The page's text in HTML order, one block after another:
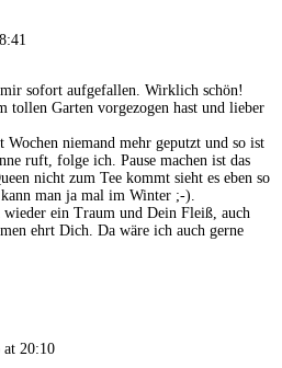
sofort aufgefallen. Wirklich schön!
tollen Garten vorgezogen hast und lieber
Wochen niemand mehr geputzt und so ist
ruft, folge ich. Pause machen ist das
nicht zum Tee kommt sieht es eben so
man ja mal im Winter ;-).
ein Traum und Dein Fleiß, auch
ehrt Dich. Da wäre ich auch gerne
at 20:10